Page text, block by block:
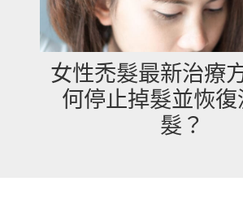
女性禿髮最新治療
何停止掉髮並恢
髮？